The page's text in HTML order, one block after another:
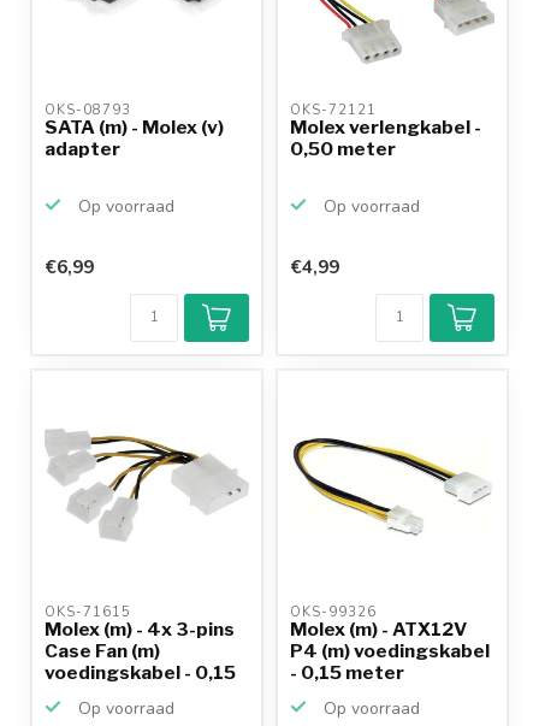
OKS-08793
SATA (m) - Molex (v)
adapter
Op voorraad
€6,99
OKS-72121
Molex verlengkabel -
0,50 meter
Op voorraad
€4,99
OKS-71615
Molex (m) - 4x 3-pins
Case Fan (m)
voedingskabel - 0,15
Op voorraad
OKS-99326
Molex (m) - ATX12V
P4 (m) voedingskabel
- 0,15 meter
Op voorraad